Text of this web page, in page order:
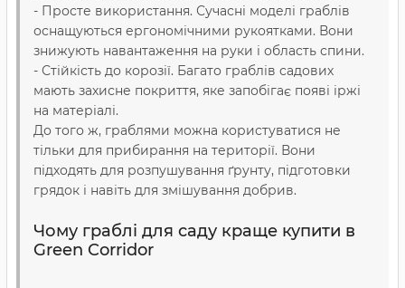
- Просте використання. Сучасні моделі граблів
оснащуються ергономічними рукоятками. Вони
знижують навантаження на руки і область спини.
- Стійкість до корозії. Багато граблів садових
мають захисне покриття, яке запобігає появі іржі
на матеріалі.
До того ж, граблями можна користуватися не
тільки для прибирання на території. Вони
підходять для розпушування ґрунту, підготовки
грядок і навіть для змішування добрив.
Чому граблі для саду краще купити в
Green Corridor